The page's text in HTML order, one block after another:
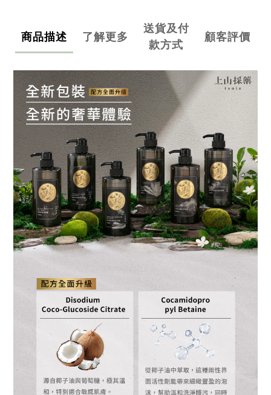
商品描述 了解更多
送貨及付
款方式
顧客評價